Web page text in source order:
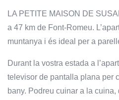
LA PETITE MAISON DE
a 47 km de Font-Romeu.
muntanya i és ideal per a
Durant la vostra estada a
televisor de pantalla plana per
bany. Podreu cuinar a la